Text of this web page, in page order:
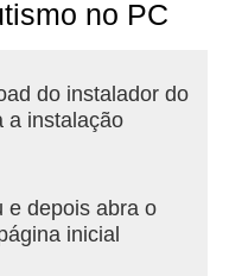
crianças autistas
três idiomas
é baseado na
níveis de
e terapeutas
no PC
do instalador do
a instalação
e depois abra o
inicial